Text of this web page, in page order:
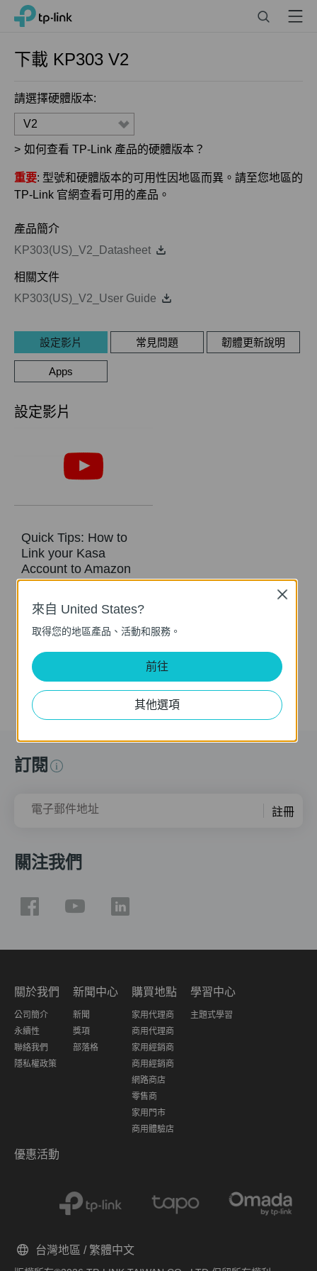
Click
navigation
TP-Link, Reliably Smart Menu
下載 KP303 V2
請選擇硬體版本:
V2
> 如何查看 TP-Link 產品的硬體版本？
重要: 型號和硬體版本的可用性因地區而異。請至您地區的
TP-Link 官網查看可用的產品。
產品簡介
KP303(US)_V2_Datasheet
相關文件
KP303(US)_V2_User Guide
設定影片 常見問題 韌體更新說明
Apps
設定影片
Quick Tips: How to
Link your Kasa
Account to Amazon
Alexa
訂閱
電子郵件地址 註冊
關注我們
關於我們
公司簡介
永續性
聯絡我們
隱私權政策
新聞中心
新聞
獎項
部落格
購買地點
家用代理商
商用代理商
家用經銷商
商用經銷商
網路商店
零售商
家用門市
商用體驗店
學習中心
主題式學習
優惠活動
台灣地區 / 繁體中文
來自 United States?
取得您的地區產品、活動和服務。
前往
其他選項
Close